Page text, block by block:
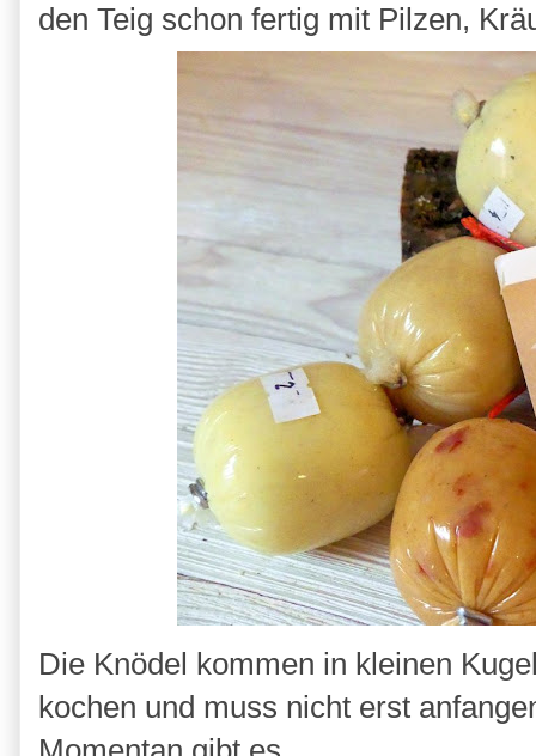
den Teig schon fertig mit Pilzen,
Die Knödel kommen in kleinen
kochen und muss nicht erst